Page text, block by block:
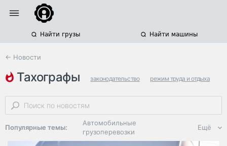
Найти грузы Найти машины
← Новости
тахографы законодательство режим труда и отдыха
минтранс
Популярные темы:
Автомобильные
грузоперевозки
Ещё